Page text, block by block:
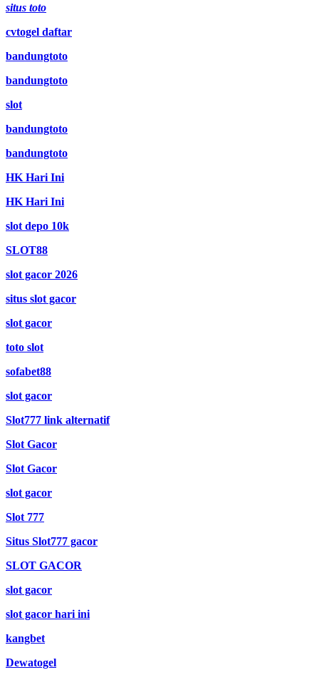
situs toto
cvtogel daftar
bandungtoto
bandungtoto
slot
bandungtoto
bandungtoto
HK Hari Ini
HK Hari Ini
slot depo 10k
SLOT88
slot gacor 2026
situs slot gacor
slot gacor
toto slot
sofabet88
slot gacor
Slot777 link alternatif
Slot Gacor
Slot Gacor
slot gacor
Slot 777
Situs Slot777 gacor
SLOT GACOR
slot gacor
slot gacor hari ini
kangbet
Dewatogel